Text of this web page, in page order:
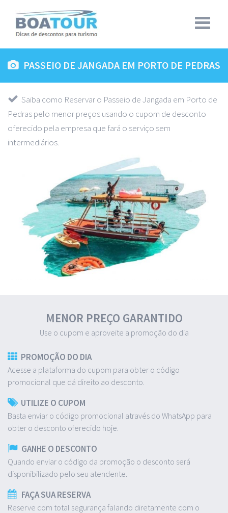
PASSEIO DE JANGADA EM PORTO DE PEDRAS
Saiba como Reservar o Passeio de Jangada em Porto de
Pedras pelo menor preços usando o cupom de desconto
oferecido pela empresa que fará o serviço sem
intermediários.
MENOR PREÇO GARANTIDO
Use o cupom e aproveite a promoção do dia
PROMOÇÃO DO DIA
Acesse a plataforma do cupom para obter o código
promocional que dá direito ao desconto.
UTILIZE O CUPOM
Basta enviar o código promocional através do WhatsApp para
obter o desconto oferecido hoje.
GANHE O DESCONTO
Quando enviar o código da promoção o desconto será
disponibilizado pelo seu atendente.
FAÇA SUA RESERVA
Reserve com total segurança falando diretamente com o